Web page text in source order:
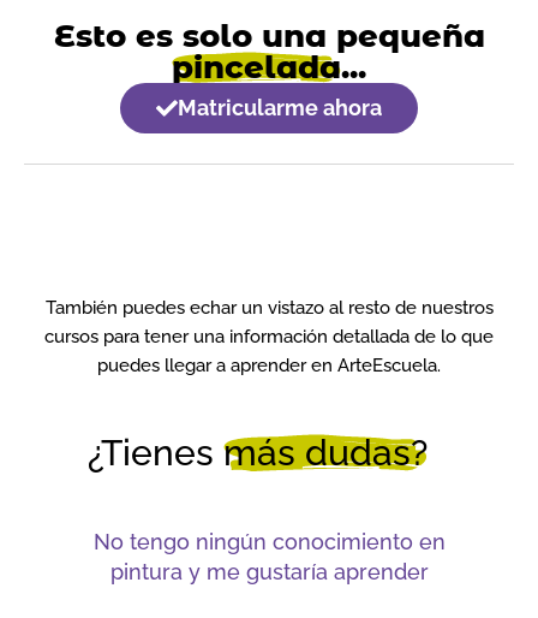
Esto es solo una pequeña
pincelada...
Matricularme ahora
También puedes echar un vistazo al resto de nuestros
cursos para tener una información detallada de lo que
puedes llegar a aprender en ArteEscuela.
¿Tienes más dudas?
No tengo ningún conocimiento en
pintura y me gustaría aprender